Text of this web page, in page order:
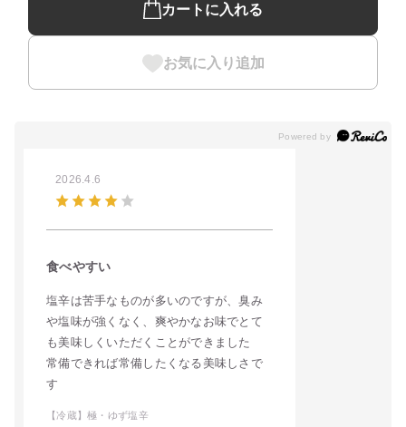
カートに入れる
お気に入り追加
2026.4.6
食べやすい
塩辛は苦手なものが多いのですが、臭み
や塩味が強くなく、爽やかなお味でとて
も美味しくいただくことができました
常備できれば常備したくなる美味しさで
す
【冷蔵】極・ゆず塩辛